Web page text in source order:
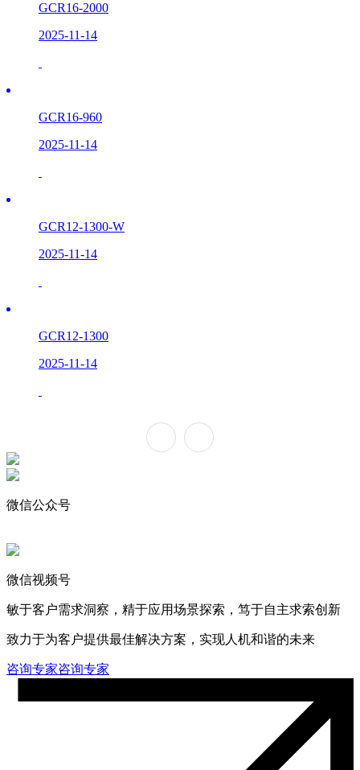
GCR16-2000
2025-11-14
GCR16-960
2025-11-14
GCR12-1300-W
2025-11-14
GCR12-1300
2025-11-14
微信公众号
微信视频号
敏于客户需求洞察，精于应用场景探索，笃于自主求索创新
致力于为客户提供最佳解决方案，实现人机和谐的未来
咨询专家咨询专家